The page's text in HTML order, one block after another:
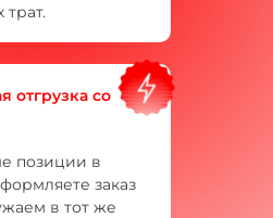
отгрузка со
позиции в
заказ
в тот же